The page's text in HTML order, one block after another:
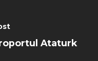
Ataturk